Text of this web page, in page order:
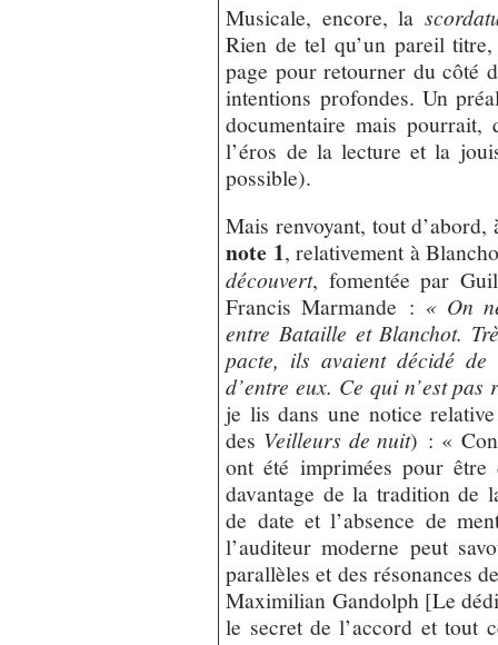
Musicale, encore, la
Rien de tel qu’un pareil
page pour retourner du côté
intentions profondes. Un
documentaire mais
l’éros de la lecture et la
possible).
Mais renvoyant, tout
note 1, relativement à
découvert, fomentée par
Francis Marmande : « On
entre Bataille et Blanchot.
pacte, ils avaient décidé
d’entre eux. Ce qui n’est
je lis dans une notice
des Veilleurs de nuit) : «
ont été imprimées pour
davantage de la tradition de
de date et l’absence de
l’auditeur moderne peut
parallèles et des résonances
Maximilian Gandolph [Le
le secret de l’accord et tout